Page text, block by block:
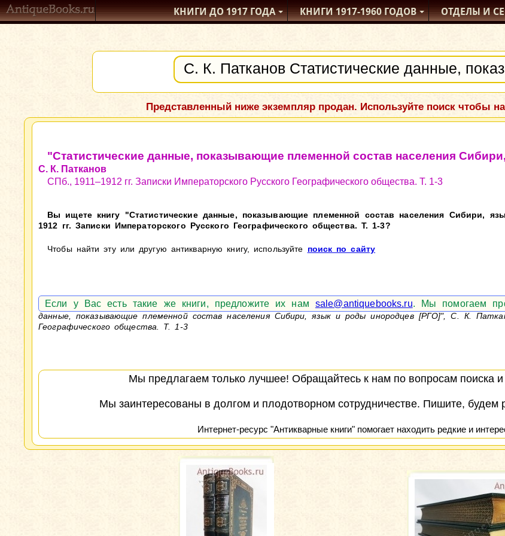
КНИГИ ДО 1917ГОДА КНИГИ1917-1960ГОДОВ ОТДЕЛЫИ
Представленный ниже экземпляр продан. Используйте поиск чтобы
"Статистические данные, показывающие племенной состав населения
С. К. Патканов
СПб., 1911–1912 гг. Записки Императорского Русского Географического общества. Т. 1-3
Вы ищете книгу "Статистические данные, показывающие племенной состав населения Сибири,
1912 гг. Записки Императорского Русского Географического общества. Т. 1-3?
Чтобы найти эту или другую антикварную книгу, используйте поиск по сайту
Если у Вас есть такие же книги, предложите их нам sale@antiquebooks.ru. Мы помогаем
данные, показывающие племенной состав населения Сибири, язык и роды инородцев [РГО]", С. К.
Географического общества. Т. 1-3
Мы предлагаем только лучшее! Обращайтесь к нам по вопросам поиска и
Мы заинтересованы в долгом и плодотворном сотрудничестве. Пишите, будем
Интернет-ресурс "Антикварные книги" помогает находить редкие и